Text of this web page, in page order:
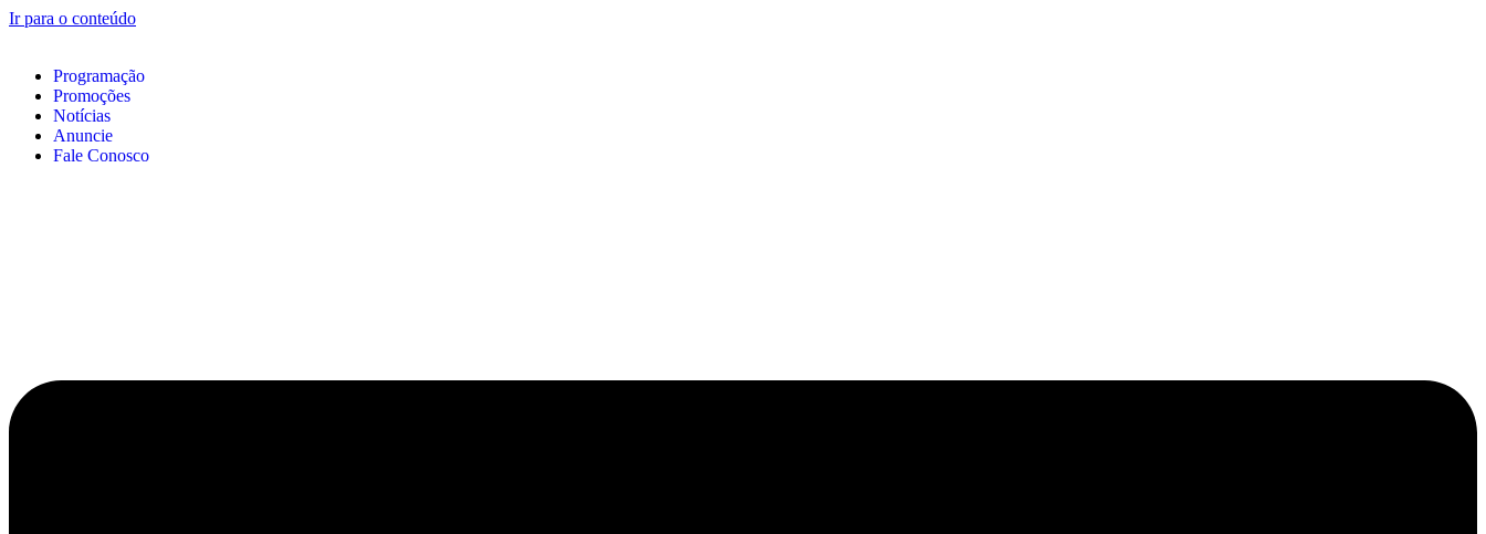
Ir para o conteúdo
Programação
Promoções
Notícias
Anuncie
Fale Conosco